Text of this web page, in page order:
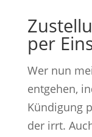
per
Wer nun
entgehen,
Kündigung
der irrt.